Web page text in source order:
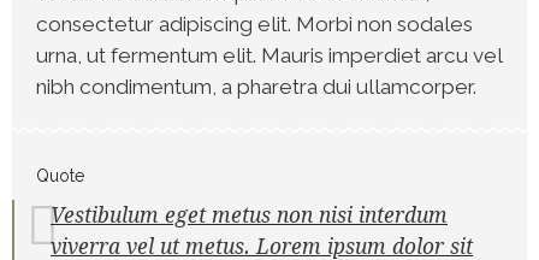
consectetur adipiscing elit. Morbi non sodales
urna, ut fermentum elit. Mauris imperdiet arcu vel
nibh condimentum, a pharetra dui ullamcorper.
Quote
Vestibulum eget metus non nisi interdum
viverra vel ut metus. Lorem ipsum dolor sit